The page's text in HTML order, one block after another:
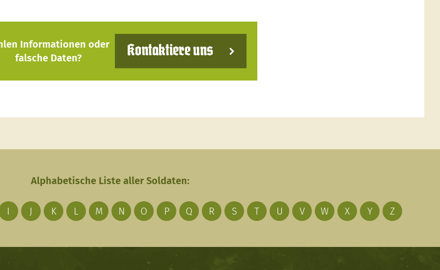
Informationen oder
falsche Daten?
Kontaktiere uns
Alphabetische Liste aller Soldaten:
I J K L M N O P Q R S T U V W X Y Z